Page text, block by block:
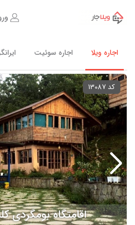
اجاره ویلا اجاره سوئیت
اقامتگاه بومگردی
کد 13087